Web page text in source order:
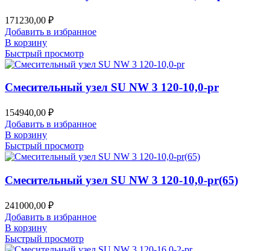
171230,00 ₽
Добавить в избранное
В корзину
Быстрый просмотр
Смесительный узел SU NW 3 120-10,0-pr
154940,00 ₽
Добавить в избранное
В корзину
Быстрый просмотр
Смесительный узел SU NW 3 120-10,0-pr(65)
241000,00 ₽
Добавить в избранное
В корзину
Быстрый просмотр